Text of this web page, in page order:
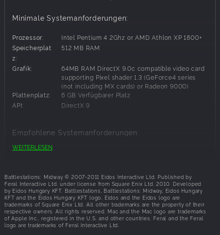
Korallenmeer bis zur epischen Schlacht um Midway.
Innovatives Gameplay lässt Spieler direkte Kontrolle über 60
verschiedene Kriegsschiffe, Flugzeuge und U-Boote aus der Sicht
der dritten Person übernehmen. Spieler können sofort zwischen
fast allen Vehikeln wechseln und sie im Kampf kontrollieren.
Das Spiel enthält 11 groß angelegte Kampagnen mit 12 Bonus-
Herausforderungsmissionen.
Revolutionäres Gameplay: Erlebe epische WWII-Kämpfe
aus verschiedenen Perspektiven, während du zwischen
Schütze, U-Boot-Kapitän oder sogar Kommandant einer
Flugzeugträgerflotte spielst.
Riesige Luft-, See- und Unterwasserschlachtfelder: Alle
Kämpfe geschehen gleichzeitig in der Luft und auf sowie
unter dem Wasser.
Minimale Systemanforderungen:
Prozessor:
Intel Pentium 4 2Ghz or AMD Athlon XP 1800+
Speicherplat
z:
512 MB RAM
Grafik:
64MB RAM DirectX 9.0c compatible video card
supporting Pixel shader 1.3 (GeForce4 series
(not including MX cards) or Radeon 9000)
Plattenplatz:
6 GB Verfügbarer Platz
API:
DirectX 9
Empfohlene Systemanforderungen:
Prozessor:
z:
Grafik:
128MB RAM DirectX 9.0c compatible video card
supporting Pixel & Vertex shader 2.0 (nVidia
6800 Series or Radeon X800)
Plattenplatz:
6 GB Verfügbarer Platz
API:
DirectX 9
WEITERLESEN
Battlestations: Midway © 2007-2011 Eidos Interactive Ltd. Published by
Feral Interactive Ltd. under license from Square Enix Ltd. 2010. Developed
by Eidos Hungary KFT. Battlestations, Battlestations: Midway, Eidos Hungary
KFT and the Eidos Hungary KFT logo, Eidos and the Eidos logo are
trademarks of Square Enix Ltd. All other trademarks are the property of their
respective owners. All rights reserved. Mac and the Mac logo are trademarks
of Apple Inc., registered in the U.S. and other countries. Feral and the Feral
logo are trademarks of Feral Interactive Ltd.